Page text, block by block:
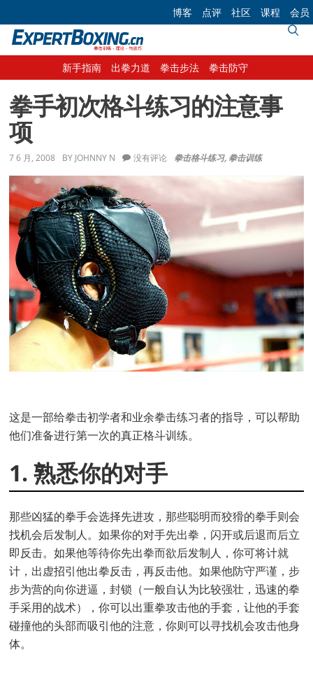
to
primary
to
main
to
primary
to
footer
博客 点评 社区 课程 会员
新手指南 出拳力道 拳击步法 拳击防守
拳手初次格斗练习的注意事
项
7 6 月, 2008 BY JOHNNY N 拳击格斗练习, 拳击训练
没有评论
这是一部给拳击初学者和业余拳击练习者的指导，可以帮助
他们准备进行第一次的真正格斗训练。
1. 熟悉你的对手
那些凶猛的拳手会选择先进攻，那些聪明而狡猾的拳手则会
找机会后发制人。如果你的对手先出拳，闪开或后退而后立
即反击。如果他等待你先出拳而欲后发制人，你可将计就
计，出虚招引他出拳反击，再反击他。如果他防守严谨，步
步为营的向你进逼，封锁（一般自认为比较强壮，迅速的拳
手采用的战术），你可以出重拳攻击他的手套，让他的手套
碰撞他的头部而吸引他的注意，你则可以寻找机会攻击他身
体。